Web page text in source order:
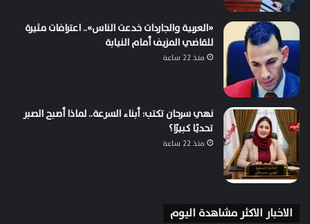
«العربية والجاردات خدعت الناس».. اعترافات مثيرة
للقاضي المزيف أمام النيابة
منذ 22 ساعة
نهي سرحان تكتب: أبناء السرعة.. لماذا أصبح الصبر
تحديًا كبيرًا؟
منذ 22 ساعة
الاخبار الاكثر مشاهدة اليوم